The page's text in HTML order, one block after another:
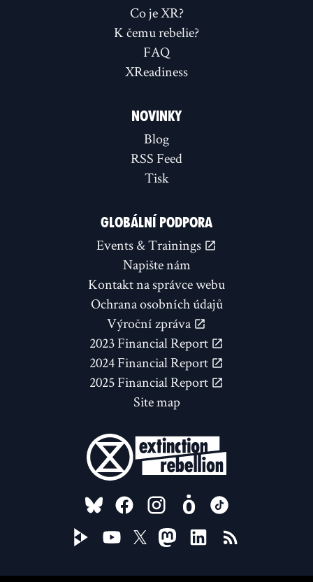
Co je XR?
K čemu rebelie?
FAQ
XReadiness
NOVINKY
Blog
RSS Feed
Tisk
GLOBÁLNÍ PODPORA
Events & Trainings
Napište nám
Kontakt na správce webu
Ochrana osobních údajů
Výroční zpráva
2023 Financial Report
2024 Financial Report
2025 Financial Report
Site map
FOLLOW US ON